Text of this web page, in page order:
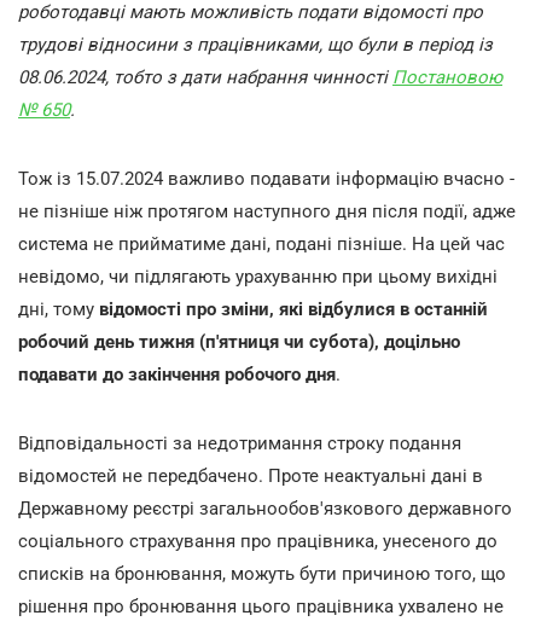
роботодавці мають можливість подати відомості про
трудові відносини з працівниками, що були в період із
08.06.2024, тобто з дати набрання чинності Постановою
№ 650.
Тож із 15.07.2024 важливо подавати інформацію вчасно -
не пізніше ніж протягом наступного дня після події, адже
система не прийматиме дані, подані пізніше. На цей час
невідомо, чи підлягають урахуванню при цьому вихідні
дні, тому відомості про зміни, які відбулися в останній
робочий день тижня (п'ятниця чи субота), доцільно
подавати до закінчення робочого дня.
Відповідальності за недотримання строку подання
відомостей не передбачено. Проте неактуальні дані в
Державному реєстрі загальнообов'язкового державного
соціального страхування про працівника, унесеного до
списків на бронювання, можуть бути причиною того, що
рішення про бронювання цього працівника ухвалено не